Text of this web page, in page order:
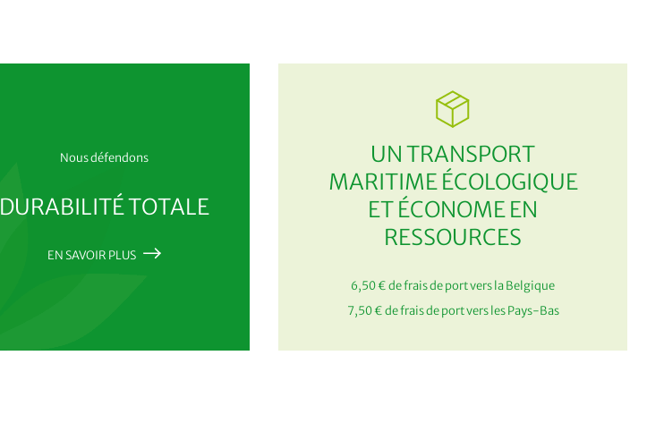
Nous défendons
DURABILITÉ TOTALE
EN SAVOIR PLUS
UN TRANSPORT
MARITIME ÉCOLOGIQUE
ET ÉCONOME EN
RESSOURCES
6,50 € de frais de port vers la Belgique
7,50 € de frais de port vers les Pays-Bas